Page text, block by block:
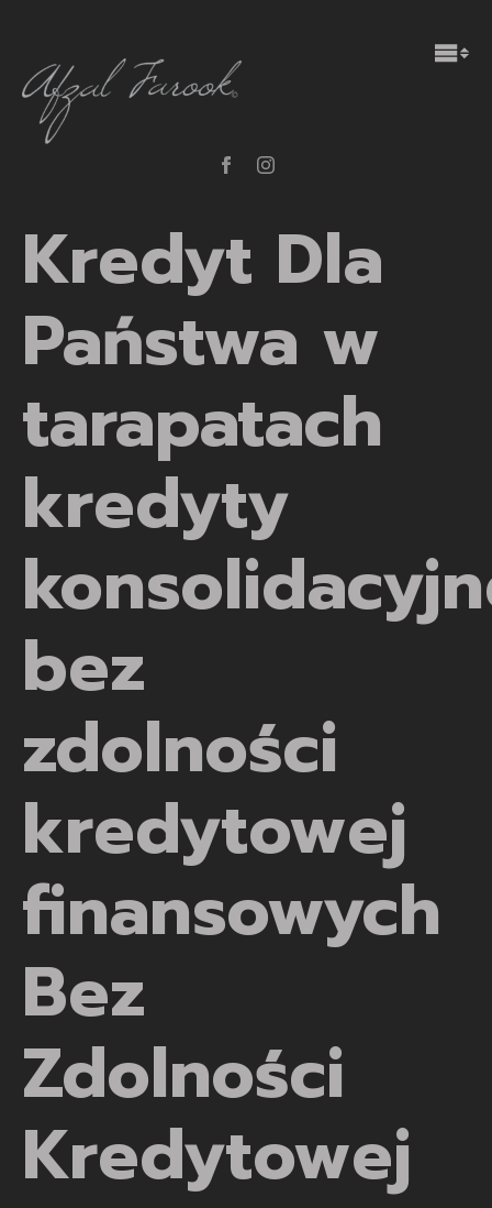
Kredyt Dla
Państwa w
tarapatach
kredyty
bez
zdolności
kredytowej
finansowych
Bez
Zdolności
Kredytowej